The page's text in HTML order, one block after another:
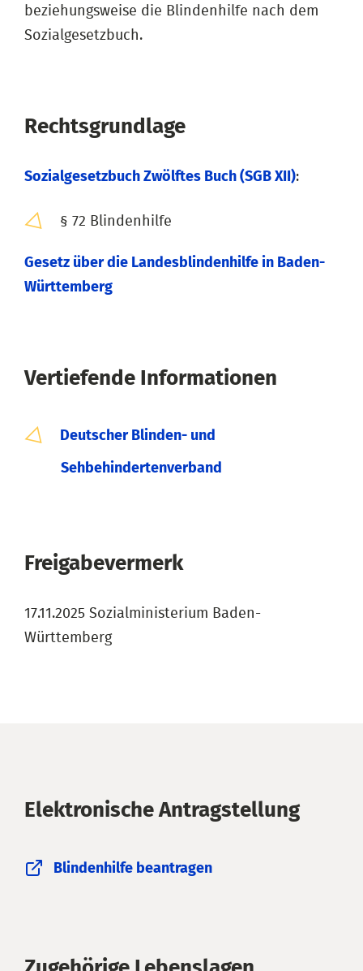
beziehungsweise die Blindenhilfe nach dem
Sozialgesetzbuch.
Rechtsgrundlage
Sozialgesetzbuch Zwölftes Buch (SGB XII):
§ 72 Blindenhilfe
Gesetz über die Landesblindenhilfe in Baden-
Württemberg
Vertiefende Informationen
Deutscher Blinden- und
Sehbehindertenverband
Freigabevermerk
17.11.2025 Sozialministerium Baden-
Württemberg
Elektronische Antragstellung
Blindenhilfe beantragen